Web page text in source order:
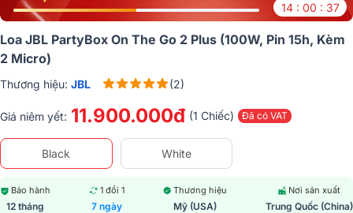
14 : 00 : 37
Loa JBL PartyBox On The Go 2 Plus (100W, Pin 15h, Kèm
2 Micro)
Thương hiệu: JBL (2)
Giá niêm yết: 11.900.000đ (1 Chiếc) Đã có VAT
Black White
Bảo hành
12 tháng
1 đổi 1
7 ngày
Thương hiệu
Mỹ (USA)
Nơi sản xuất
Trung Quốc (China)